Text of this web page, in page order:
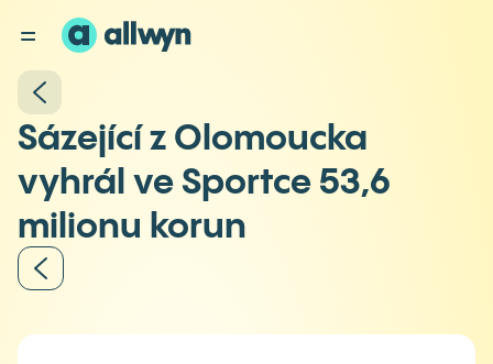
Sázející z Olomoucka
vyhrál ve Sportce 53,6
milionu korun